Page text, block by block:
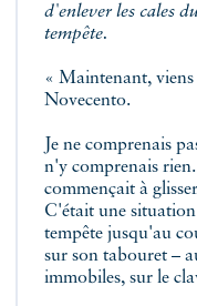
d'enlever les cales
tempête.
« Maintenant,
Novecento.
Je ne comprenais
n'y comprenais
commençait à
C'était une
tempête jusqu'au
sur son tabouret –
immobiles, sur le